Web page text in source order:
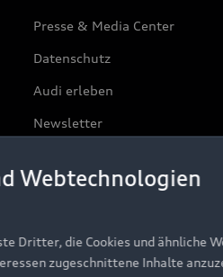
Presse & Media Center
Datenschutz
Audi erleben
Newsletter
Webtechnologien
Dritter, die Cookies und ähnliche
zugeschnittene Inhalte